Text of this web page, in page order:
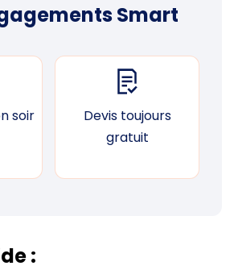
Smart
soir
Devis toujours
gratuit
: